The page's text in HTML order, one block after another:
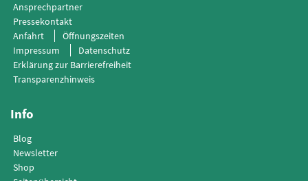
Ansprechpartner
Pressekontakt
Anfahrt
Öffnungszeiten
Impressum
Datenschutz
Erklärung zur Barrierefreiheit
Transparenzhinweis
Info
Blog
Newsletter
Shop